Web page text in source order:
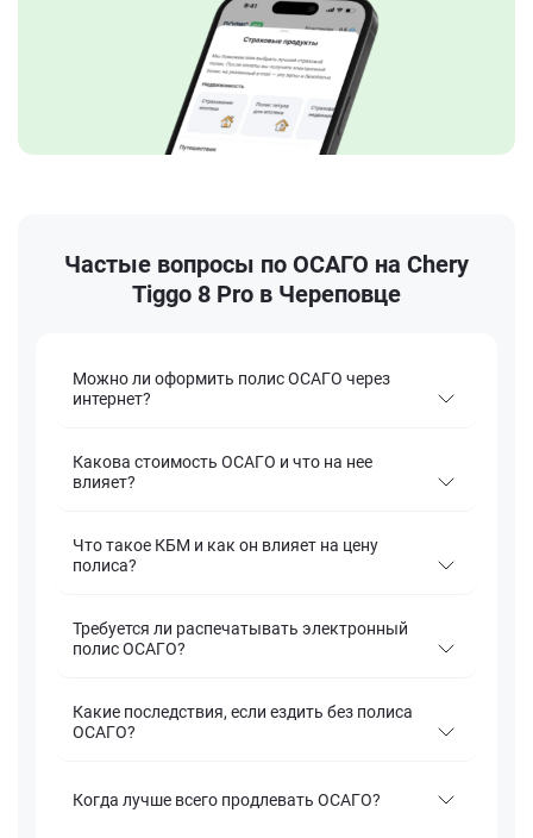
Частые вопросы по ОСАГО на Chery
Tiggo 8 Pro в Череповце
Можно ли оформить полис ОСАГО через
интернет?
Какова стоимость ОСАГО и что на нее
влияет?
Что такое КБМ и как он влияет на цену
полиса?
Требуется ли распечатывать электронный
полис ОСАГО?
Какие последствия, если ездить без полиса
ОСАГО?
Когда лучше всего продлевать ОСАГО?